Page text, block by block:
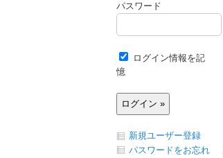
パスワード
ログイン情報を記
憶
新規ユーザー登録
パスワードをお忘れ